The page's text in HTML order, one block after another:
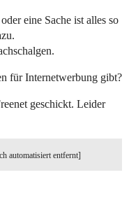
eine Sache ist alles so
für Internetwerbung gibt?
geschickt. Leider
automatisiert entfernt]